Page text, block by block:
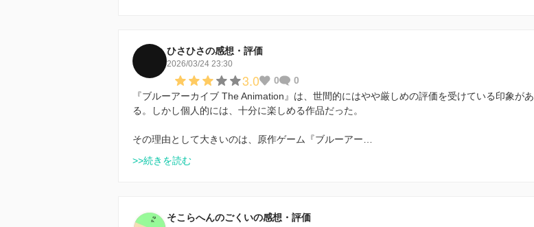
ひさひさの感想・評価
2026/03/24 23:30
3.0 0
0
『ブルーアーカイブ The Animation』は、世間的にはやや厳しめの評価を受けている印象があ
る。しかし個人的には、十分に楽しめる作品だった。
その理由として大きいのは、原作ゲーム『ブルーアー…
>>続きを読む
そこらへんのごくいの感想・評価